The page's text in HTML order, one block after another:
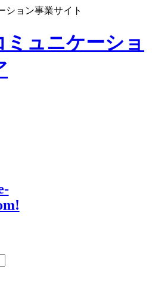
ション事業サイト
ュニケーショ